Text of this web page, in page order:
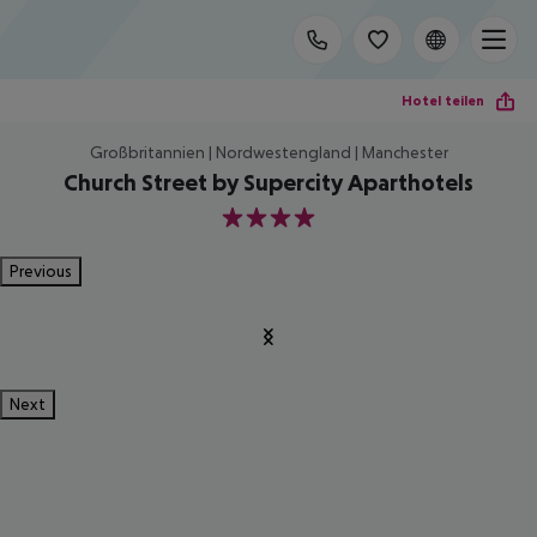
Hotel teilen
Großbritannien | Nordwestengland | Manchester
Church Street by Supercity Aparthotels
4
Previous
Next